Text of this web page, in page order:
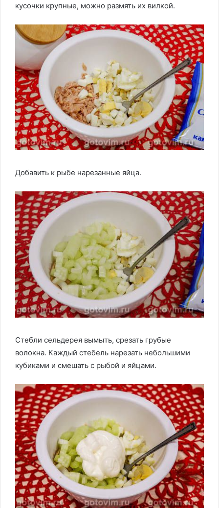
кусочки крупные, можно размять их вилкой.
Добавить к рыбе нарезанные яйца.
Стебли сельдерея вымыть, срезать грубые
волокна. Каждый стебель нарезать небольшими
кубиками и смешать с рыбой и яйцами.